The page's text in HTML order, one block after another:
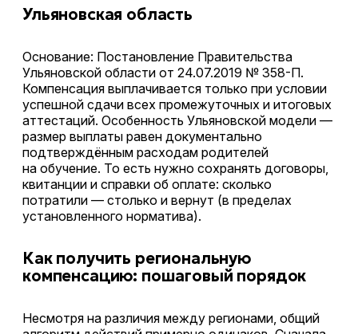
Ульяновская область
Основание: Постановление Правительства
Ульяновской области от 24.07.2019 № 358-П.
Компенсация выплачивается только при условии
успешной сдачи всех промежуточных и итоговых
аттестаций. Особенность Ульяновской модели —
размер выплаты равен документально
подтверждённым расходам родителей
на обучение. То есть нужно сохранять договоры,
квитанции и справки об оплате: сколько
потратили — столько и вернут (в пределах
установленного норматива).
Как получить региональную
компенсацию: пошаговый порядок
Несмотря на различия между регионами, общий